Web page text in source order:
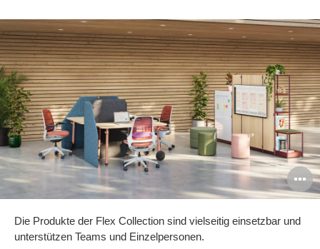
Die Produkte der Flex Collection sind vielseitig einsetzbar und
unterstützen Teams und Einzelpersonen.